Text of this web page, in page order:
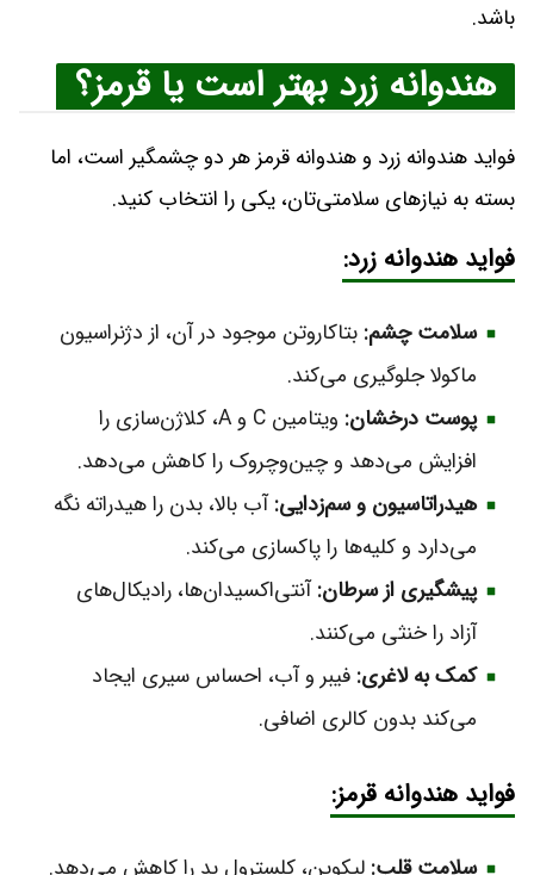
باشد.
هندوانه زرد بهتر است یا قرمز؟
فواید هندوانه زرد و هندوانه قرمز هر دو چشمگیر است، اما
بسته به نیازهای سلامتی‌تان، یکی را انتخاب کنید.
فواید هندوانه زرد:
سلامت چشم: بتاکاروتن موجود در آن، از دژنراسیون
ماکولا جلوگیری می‌کند.
پوست درخشان:
ویتامین C و A، کلاژن‌سازی را
افزایش می‌دهد و چین‌وچروک را کاهش می‌دهد.
هیدراتاسیون و سم‌زدایی:آب بالا، بدن را هیدراته نگه
می‌دارد و کلیه‌ها را پاکسازی می‌کند.
پیشگیری از سرطان:آنتی‌اکسیدان‌ها، رادیکال‌های
آزاد را خنثی می‌کنند.
کمک به لاغری: فیبر و آب، احساس سیری ایجاد
می‌کند بدون کالری اضافی.
فواید هندوانه قرمز:
سلامت قلب: لیکوپن، کلسترول بد را کاهش می‌دهد.